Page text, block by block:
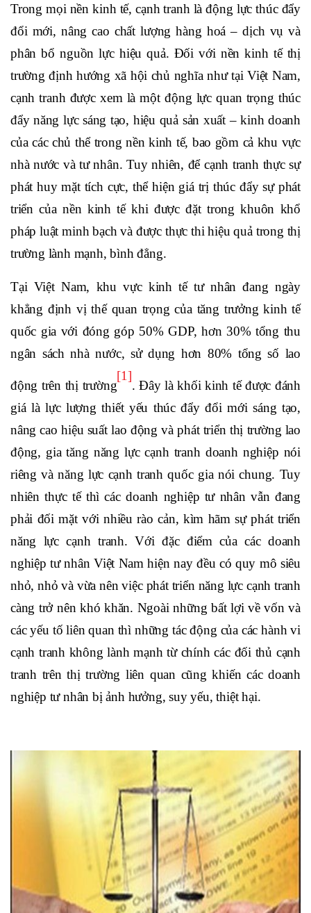
Trong mọi nền kinh tế, cạnh tranh là động lực thúc đẩy
đổi mới, nâng cao chất lượng hàng hoá – dịch vụ và
phân bổ nguồn lực hiệu quả. Đối với nền kinh tế thị
trường định hướng xã hội chủ nghĩa như tại Việt Nam,
cạnh tranh được xem là một động lực quan trọng thúc
đẩy năng lực sáng tạo, hiệu quả sản xuất – kinh doanh
của các chủ thể trong nền kinh tế, bao gồm cả khu vực
nhà nước và tư nhân. Tuy nhiên, để cạnh tranh thực sự
phát huy mặt tích cực, thể hiện giá trị thúc đẩy sự phát
triển của nền kinh tế khi được đặt trong khuôn khổ
pháp luật minh bạch và được thực thi hiệu quả trong thị
trường lành mạnh, bình đẳng.
Tại Việt Nam, khu vực kinh tế tư nhân đang ngày
khẳng định vị thế quan trọng của tăng trưởng kinh tế
quốc gia với đóng góp 50% GDP, hơn 30% tổng thu
ngân sách nhà nước, sử dụng hơn 80% tổng số lao
động trên thị trường
[1]
. Đây là khối kinh tế được đánh
giá là lực lượng thiết yếu thúc đẩy đổi mới sáng tạo,
nâng cao hiệu suất lao động và phát triển thị trường lao
động, gia tăng năng lực cạnh tranh doanh nghiệp nói
riêng và năng lực cạnh tranh quốc gia nói chung. Tuy
nhiên thực tế thì các doanh nghiệp tư nhân vẫn đang
phải đối mặt với nhiều rào cản, kìm hãm sự phát triển
năng lực cạnh tranh. Với đặc điểm của các doanh
nghiệp tư nhân Việt Nam hiện nay đều có quy mô siêu
nhỏ, nhỏ và vừa nên việc phát triển năng lực cạnh tranh
càng trở nên khó khăn. Ngoài những bất lợi về vốn và
các yếu tố liên quan thì những tác động của các hành vi
cạnh tranh không lành mạnh từ chính các đối thủ cạnh
tranh trên thị trường liên quan cũng khiến các doanh
nghiệp tư nhân bị ảnh hưởng, suy yếu, thiệt hại.